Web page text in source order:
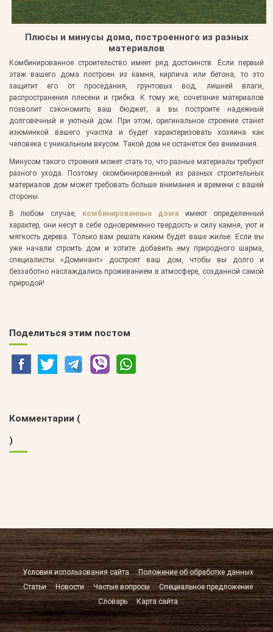
Плюсы и минусы дома, построенного из разных
материалов
Комбинированное строительство имеет ряд достоинств. Если первый
этаж вашего дома построен из камня, кирпича или бетона, то это
защитит его от проседания, грунтовых вод, лишней влаги,
распространения плесени и грибка. К тому же, сочетание материалов
позволит сэкономить ваш бюджет, а вы построите надежный
долговечный и уютный дом. При этом, оригинальное строение станет
изюминкой вашего участка и будет характеризовать хозяина как
человека с уникальным вкусом. Такой дом не останется без внимания.
Минусом такого строения может стать то, что разные материалы требуют
разного ухода. Поэтому скомбинированный из разных строительных
материалов дом может требовать больше внимания и времени с вашей
стороны.
В любом случае, комбинированные дома имеют определенный
характер, они несут в себе одновременно твердость и силу камня, уют и
мягкость дерева. Только вам решать каким будет ваше жилье. Если вы
уже начали строить дом и хотите добавить ему природного шарма,
специалисты «Доминант» достроят ваш дом, чтобы вы долго и
беззаботно наслаждались проживанием в атмосфере, созданной самой
природой!
Поделиться этим постом
Комментарии (
)
Условия использования сайта
Положение об обработке данных
Статьи
Новости Частые вопросы
Специальное предложение
Словарь
Карта сайта